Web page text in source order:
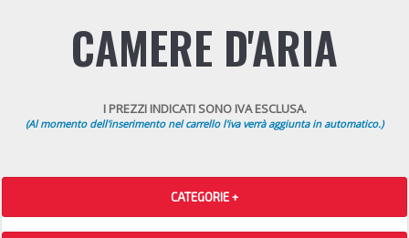
CAMERE D'ARIA
I PREZZI INDICATI SONO IVA ESCLUSA.
(Al momento dell'inserimento nel carrello l'iva verrà aggiunta in automatico.)
CATEGORIE +